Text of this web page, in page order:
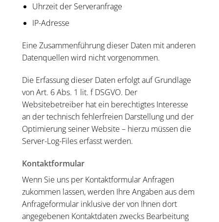
Uhrzeit der Serveranfrage
IP-Adresse
Eine Zusammenführung dieser Daten mit anderen
Datenquellen wird nicht vorgenommen.
Die Erfassung dieser Daten erfolgt auf Grundlage
von Art. 6 Abs. 1 lit. f DSGVO. Der
Websitebetreiber hat ein berechtigtes Interesse
an der technisch fehlerfreien Darstellung und der
Optimierung seiner Website – hierzu müssen die
Server-Log-Files erfasst werden.
Kontaktformular
Wenn Sie uns per Kontaktformular Anfragen
zukommen lassen, werden Ihre Angaben aus dem
Anfrageformular inklusive der von Ihnen dort
angegebenen Kontaktdaten zwecks Bearbeitung